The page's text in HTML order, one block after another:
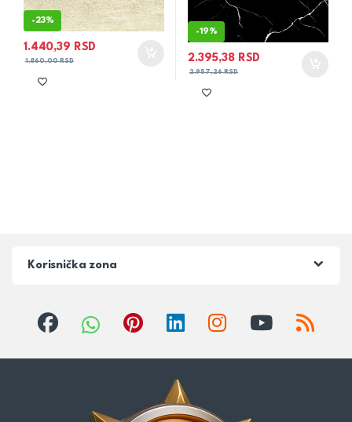
-23%
1.440,39 RSD
1.860,00RSD
-19%
2.395,38 RSD
2.957,26RSD
Korisnička zona